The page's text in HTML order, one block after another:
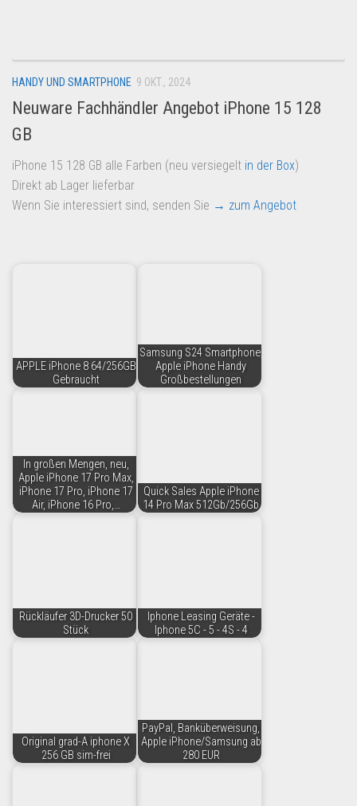
Amazon
Aldi
Lidl
Kostenlos verkaufen
Anmelden
HANDY UND SMARTPHONE 9 OKT., 2024
Neuware Fachhändler Angebot iPhone 15 128
GB
iPhone 15 128 GB alle Farben (neu versiegelt in der Box)
Direkt ab Lager lieferbar
Wenn Sie interessiert sind, senden Sie → zum Angebot
APPLE iPhone 8 64/256GB
Gebraucht
Samsung S24 Smartphone,
Apple iPhone Handy
Großbestellungen
In großen Mengen, neu,
Apple iPhone 17 Pro Max,
iPhone 17 Pro, iPhone 17
Air, iPhone 16 Pro,…
Quick Sales Apple iPhone
14 Pro Max 512Gb/256Gb
Rückläufer 3D-Drucker 50
Stück
Iphone Leasing Geräte -
Iphone 5C - 5 - 4S - 4
Original grad-A iphone X
256 GB sim-frei
PayPal, Banküberweisung,
Apple iPhone/Samsung ab
280 EUR